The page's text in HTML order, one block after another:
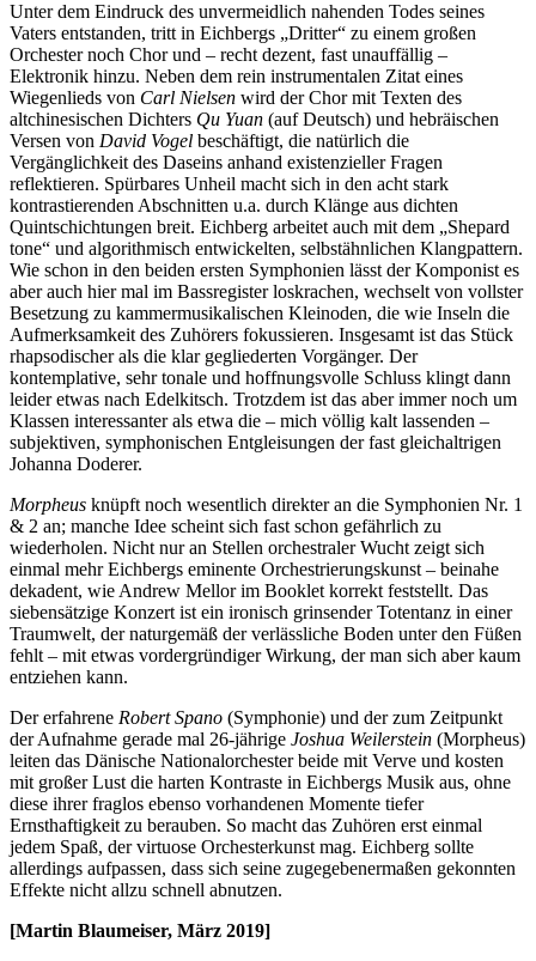
Unter dem Eindruck des unvermeidlich nahenden Todes seines
Vaters entstanden, tritt in Eichbergs „Dritter“ zu einem großen
Orchester noch Chor und – recht dezent, fast unauffällig –
Elektronik hinzu. Neben dem rein instrumentalen Zitat eines
Wiegenlieds von Carl Nielsen wird der Chor mit Texten des
altchinesischen Dichters Qu Yuan (auf Deutsch) und hebräischen
Versen von David Vogel beschäftigt, die natürlich die
Vergänglichkeit des Daseins anhand existenzieller Fragen
reflektieren. Spürbares Unheil macht sich in den acht stark
kontrastierenden Abschnitten u.a. durch Klänge aus dichten
Quintschichtungen breit. Eichberg arbeitet auch mit dem „Shepard
tone“ und algorithmisch entwickelten, selbstähnlichen Klangpattern.
Wie schon in den beiden ersten Symphonien lässt der Komponist es
aber auch hier mal im Bassregister loskrachen, wechselt von vollster
Besetzung zu kammermusikalischen Kleinoden, die wie Inseln die
Aufmerksamkeit des Zuhörers fokussieren. Insgesamt ist das Stück
rhapsodischer als die klar gegliederten Vorgänger. Der
kontemplative, sehr tonale und hoffnungsvolle Schluss klingt dann
leider etwas nach Edelkitsch. Trotzdem ist das aber immer noch um
Klassen interessanter als etwa die – mich völlig kalt lassenden –
subjektiven, symphonischen Entgleisungen der fast gleichaltrigen
Johanna Doderer.
Morpheus knüpft noch wesentlich direkter an die Symphonien Nr. 1
& 2 an; manche Idee scheint sich fast schon gefährlich zu
wiederholen. Nicht nur an Stellen orchestraler Wucht zeigt sich
einmal mehr Eichbergs eminente Orchestrierungskunst – beinahe
dekadent, wie Andrew Mellor im Booklet korrekt feststellt. Das
siebensätzige Konzert ist ein ironisch grinsender Totentanz in einer
Traumwelt, der naturgemäß der verlässliche Boden unter den Füßen
fehlt – mit etwas vordergründiger Wirkung, der man sich aber kaum
entziehen kann.
Der erfahrene Robert Spano (Symphonie) und der zum Zeitpunkt
der Aufnahme gerade mal 26-jährige Joshua Weilerstein (Morpheus)
leiten das Dänische Nationalorchester beide mit Verve und kosten
mit großer Lust die harten Kontraste in Eichbergs Musik aus, ohne
diese ihrer fraglos ebenso vorhandenen Momente tiefer
Ernsthaftigkeit zu berauben. So macht das Zuhören erst einmal
jedem Spaß, der virtuose Orchesterkunst mag. Eichberg sollte
allerdings aufpassen, dass sich seine zugegebenermaßen gekonnten
Effekte nicht allzu schnell abnutzen.
[Martin Blaumeiser, März 2019]